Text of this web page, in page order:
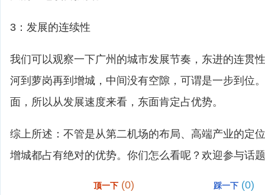
3：发展的连续性
我们可以观察一下广州的城市发展节奏，东进的连贯
河到萝岗再到增城，中间没有空隙，可谓是一步到位
面，所以从发展速度来看，东面肯定占优势。
综上所述：不管是从第二机场的布局、高端产业的定
增城都占有绝对的优势。你们怎么看呢？欢迎参与话
顶一下 (0) 踩一下 (0)